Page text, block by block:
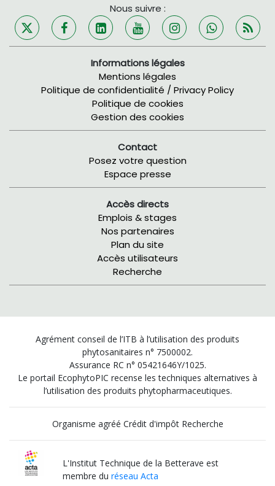
Nous suivre :
Informations légales
Mentions légales
Politique de confidentialité / Privacy Policy
Politique de cookies
Gestion des cookies
Contact
Posez votre question
Espace presse
Accès directs
Emplois & stages
Nos partenaires
Plan du site
Accès utilisateurs
Recherche
Agrément conseil de l’ITB à l’utilisation des produits
phytosanitaires n° 7500002.
Assurance RC n° 05421646Y/1025.
Le portail EcophytoPIC recense les techniques alternatives à
l’utilisation des produits phytopharmaceutiques.
Organisme agréé Crédit d'impôt Recherche
L'Institut Technique de la Betterave est
membre duréseau Acta